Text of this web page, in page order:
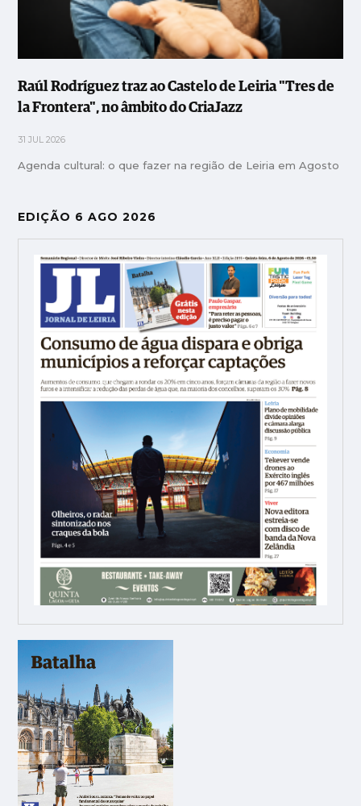
Raúl Rodríguez traz ao Castelo de Leiria "Tres de
la Frontera", no âmbito do CriaJazz
31 JUL 2026
Agenda cultural: o que fazer na região de Leiria em Agosto
EDIÇÃO 6 AGO 2026